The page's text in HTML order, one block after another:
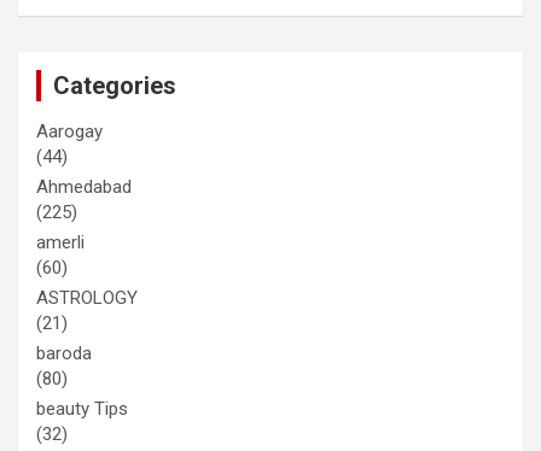
Categories
Aarogay
(44)
Ahmedabad
(225)
amerli
(60)
ASTROLOGY
(21)
baroda
(80)
beauty Tips
(32)